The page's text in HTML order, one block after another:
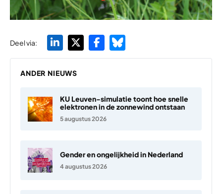
Deel via:
ANDER NIEUWS
KU Leuven-simulatie toont hoe snelle
elektronen in de zonnewind ontstaan
5 augustus 2026
Gender en ongelijkheid in Nederland
4 augustus 2026